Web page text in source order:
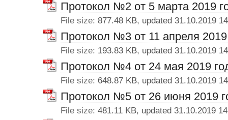
Протокол №2 от 5 марта 2019
File size: 877.48 KB, updated 31.10.2019
Протокол №3 от 11 апреля 2019
File size: 193.83 KB, updated 31.10.2019
Протокол №4 от 24 мая 2019
File size: 648.87 KB, updated 31.10.2019
Протокол №5 от 26 июня 2019
File size: 481.11 KB, updated 31.10.2019